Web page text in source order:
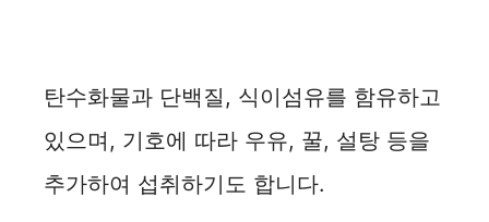
탄수화물과 단백질, 식이섬유를 함유하고
있으며, 기호에 따라 우유, 꿀, 설탕 등을
추가하여 섭취하기도 합니다.